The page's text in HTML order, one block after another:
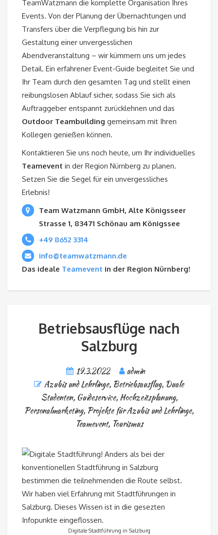
TeamWatzmann die komplette Organisation Ihres
Events. Von der Planung der Übernachtungen und
Transfers über die Verpflegung bis hin zur
Gestaltung einer unvergesslichen
Abendveranstaltung – wir kümmern uns um jedes
Detail. Ein erfahrener Event-Guide begleitet Sie und
Ihr Team durch den gesamten Tag und stellt einen
reibungslosen Ablauf sicher, sodass Sie sich als
Auftraggeber entspannt zurücklehnen und das
Outdoor Teambuilding gemeinsam mit Ihren
Kollegen genießen können.
Kontaktieren Sie uns noch heute, um Ihr individuelles
Teamevent in der Region Nürnberg zu planen.
Setzen Sie die Segel für ein unvergessliches
Erlebnis!
Team Watzmann GmbH, Alte Königsseer
Strasse 1, 83471 Schönau am Königssee
+49 8652 3314
info@teamwatzmann.de
Das ideale Teamevent in der Region Nürnberg!
Betriebsausflüge nach
Salzburg
19.3.2022
admin
Azubis und Lehrlinge, Betriebsausflug, Duale
Studenten, Guideservice, Hochzeitsplanung,
Personalmarketing, Projekte für Azubis und Lehrlinge,
Teamevent, Tourismus
Digitale Stadtführung in Salzburg